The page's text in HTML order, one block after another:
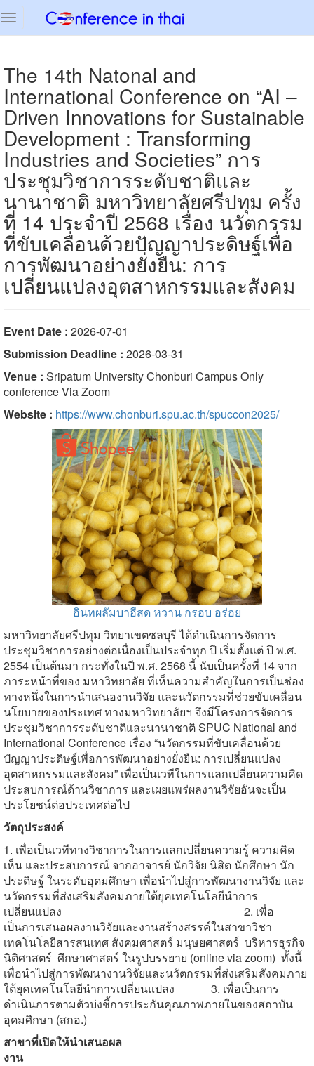
Toggle
navigation
The 14th Natonal and
International Conference on “AI –
Driven Innovations for Sustainable
Development : Transforming
Industries and Societies” การ
ประชุมวิชาการระดับชาติและ
นานาชาติ มหาวิทยาลัยศรีปทุม ครั้ง
ที่ 14 ประจำปี 2568 เรื่อง นวัตกรรม
ที่ขับเคลื่อนด้วยปัญญาประดิษฐ์เพื่อ
การพัฒนาอย่างยั่งยืน: การ
เปลี่ยนแปลงอุตสาหกรรมและสังคม
Event Date : 2026-07-01
Submission Deadline : 2026-03-31
Venue : Sripatum University Chonburi Campus Only
conference Via Zoom
Website : https://www.chonburi.spu.ac.th/spuccon2025/
อินทผลัมบาฮีสด หวาน กรอบ อร่อย
มหาวิทยาลัยศรีปทุม วิทยาเขตชลบุรี ได้ดำเนินการจัดการ
ประชุมวิชาการอย่างต่อเนื่องเป็นประจำทุก ปี เริ่มตั้งแต่ ปี พ.ศ.
2554 เป็นต้นมา กระทั่งในปี พ.ศ. 2568 นี้ นับเป็นครั้งที่ 14 จาก
ภาระหน้าที่ของ มหาวิทยาลัย ที่เห็นความสำคัญในการเป็นช่อง
ทางหนึ่งในการนำเสนองานวิจัย และนวัตกรรมที่ช่วยขับเคลื่อน
นโยบายของประเทศ ทางมหาวิทยาลัยฯ จึงมีโครงการจัดการ
ประชุมวิชาการระดับชาติและนานาชาติSPUC National and
International Conference เรื่อง “นวัตกรรมที่ขับเคลื่อนด้วย
ปัญญาประดิษฐ์เพื่อการพัฒนาอย่างยั่งยืน: การเปลี่ยนแปลง
อุตสาหกรรมและสังคม” เพื่อเป็นเวทีในการแลกเปลี่ยนความคิด
ประสบการณ์ด้านวิชาการ และเผยแพร่ผลงานวิจัยอันจะเป็น
ประโยชน์ต่อประเทศต่อไป
วัตถุประสงค์
1. เพื่อเป็นเวทีทางวิชาการในการแลกเปลี่ยนความรู้ ความคิด
เห็น และประสบการณ์ จากอาจารย์ นักวิจัย นิสิต นักศึกษา นัก
ประดิษฐ์ ในระดับอุดมศึกษา เพื่อนำไปสู่การพัฒนางานวิจัย และ
นวัตกรรมที่ส่งเสริมสังคมภายใต้ยุคเทคโนโลยีนำการ
เปลี่ยนแปลง 2. เพื่อ
เป็นการเสนอผลงานวิจัยและงานสร้างสรรค์ในสาขาวิชา
เทคโนโลยีสารสนเทศ สังคมศาสตร์ มนุษยศาสตร์ บริหารธุรกิจ
นิติศาสตร์ ศึกษาศาสตร์ ในรูปบรรยาย (online via zoom) ทั้งนี้
เพื่อนำไปสู่การพัฒนางานวิจัยและนวัตกรรมที่ส่งเสริมสังคมภาย
ใต้ยุคเทคโนโลยีนำการเปลี่ยนแปลง 3. เพื่อเป็นการ
ดำเนินการตามตัวบ่งชี้การประกันคุณภาพภายในของสถาบัน
อุดมศึกษา (สกอ.)
สาขาที่เปิดให้นำเสนอผล
งาน